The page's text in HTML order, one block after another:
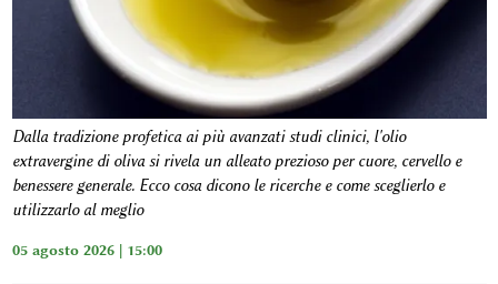
Dalla tradizione profetica ai più avanzati studi clinici, l'olio
extravergine di oliva si rivela un alleato prezioso per cuore, cervello e
benessere generale. Ecco cosa dicono le ricerche e come sceglierlo e
utilizzarlo al meglio
05 agosto 2026 | 15:00